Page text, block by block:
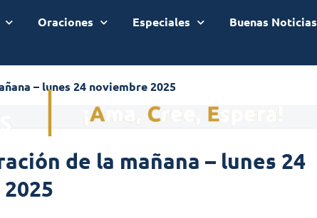
Oraciones Especiales
Buenas Noticias
– lunes 24 noviembre 2025
de la mañana – lunes 24